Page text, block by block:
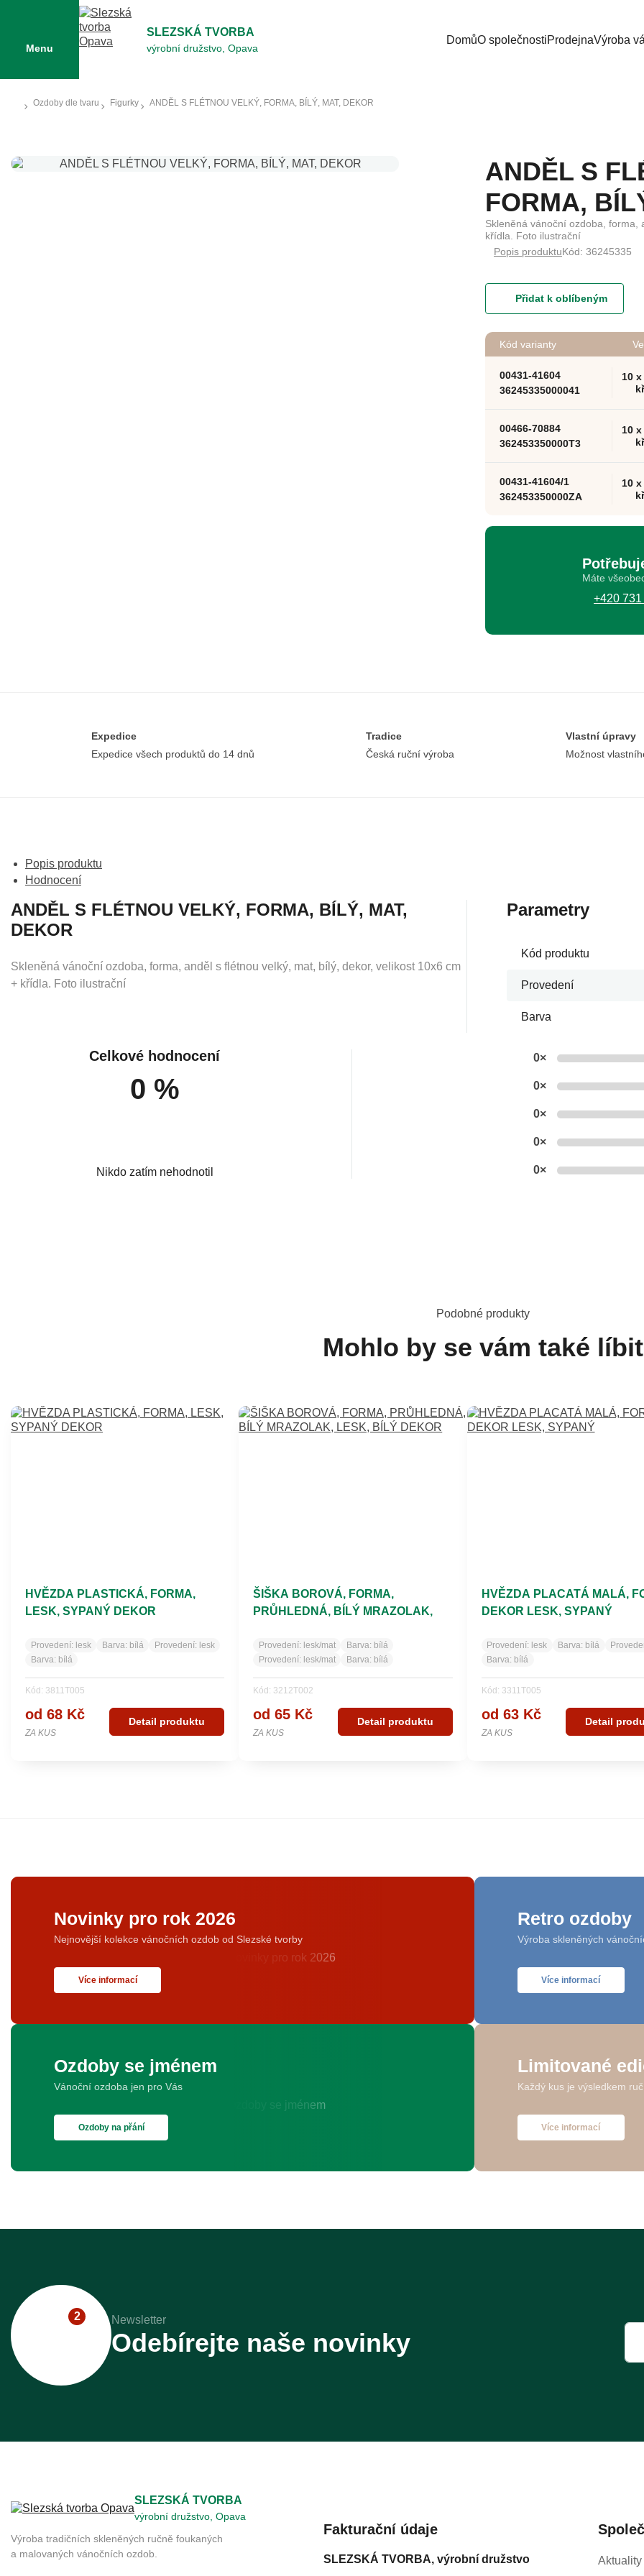
Menu
SLEZSKÁ TVORBA
výrobní družstvo, Opava
DomůO společnostiProdejnaVýroba
Ozdoby dle tvaru Figurky ANDĚL S FLÉTNOU VELKÝ, FORMA, BÍLÝ, MAT, DEKOR
ANDĚL S
FORMA,
Skleněná vánoční ozdoba, forma,
křídla. Foto ilustrační
Popis produktuKód: 36245335
Kód varianty
00431-41604
36245335000041
10
00466-70884
362453350000T3
10
00431-41604/1
362453350000ZA
10
Přidat k oblíbeným
Máte
+420
Expedice
Expedice všech produktů do 14 dnů
Tradice
Česká ruční výroba
Vlastní úpravy
Možnost
Popis produktu
Hodnocení
ANDĚL S FLÉTNOU VELKÝ, FORMA, BÍLÝ, MAT,
DEKOR
Skleněná vánoční ozdoba, forma, anděl s flétnou velký, mat, bílý, dekor, velikost 10x6 cm
+ křídla. Foto ilustrační
Parametry
Kód produktu
Provedení
Barva
Celkové hodnocení
0 %
Nikdo zatím nehodnotil
0×
0×
0×
0×
0×
Podobné produkty
Mohlo by se vám také líbit
HVĚZDA PLASTICKÁ, FORMA,
LESK, SYPANÝ DEKOR
Provedení: lesk Barva: bílá Provedení: lesk
Barva: bílá
Kód: 3811T005
od 68 Kč
ZA KUS
Detail produktu
ŠIŠKA BOROVÁ, FORMA,
PRŮHLEDNÁ, BÍLÝ MRAZOLAK,
Provedení: lesk/mat Barva: bílá
Provedení: lesk/mat Barva: bílá
Kód: 3212T002
od 65 Kč
ZA KUS
Detail produktu
HVĚZDA PLACATÁ MALÁ,
DEKOR LESK, SYPANÝ
Provedení: lesk Barva: bílá
Barva: bílá
Kód: 3311T005
od 63 Kč
ZA KUS
Detail
Novinky pro rok 2026
Nejnovější kolekce vánočních ozdob od Slezské tvorby
Více informací
Retro ozdoby
Výroba skleněných
Více informací
Ozdoby se jménem
Vánoční ozdoba jen pro Vás
Ozdoby na přání
Limitované
Každý kus je výsledkem
Více informací
2 Newsletter
Odebírejte naše novinky
SLEZSKÁ TVORBA
výrobní družstvo, Opava
Výroba tradičních skleněných ručně foukaných
a malovaných vánočních ozdob.
Fakturační údaje
SLEZSKÁ TVORBA, výrobní družstvo Aktuality